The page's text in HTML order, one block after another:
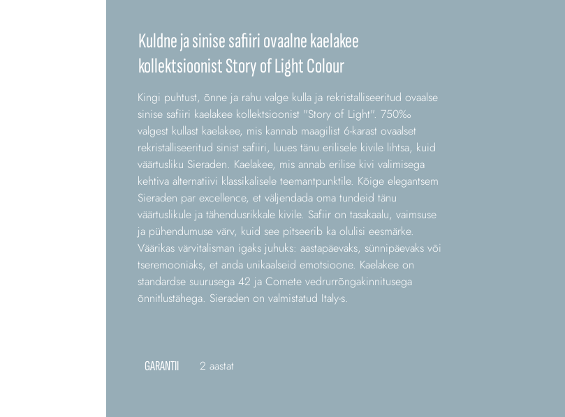
Kuldne ja sinise safiiri ovaalne kaelakee
kollektsioonist Story of Light Colour
Kingi puhtust, õnne ja rahu valge kulla ja rekristalliseeritud ovaalse
sinise safiiri kaelakee kollektsioonist "Story of Light". 750‰
valgest kullast kaelakee, mis kannab maagilist 6-karast ovaalset
rekristalliseeritud sinist safiiri, luues tänu erilisele kivile lihtsa, kuid
väärtusliku Sieraden. Kaelakee, mis annab erilise kivi valimisega
kehtiva alternatiivi klassikalisele teemantpunktile. Kõige elegantsem
Sieraden par excellence, et väljendada oma tundeid tänu
väärtuslikule ja tähendusrikkale kivile. Safiir on tasakaalu, vaimsuse
ja pühendumuse värv, kuid see pitseerib ka olulisi eesmärke.
Väärikas värvitalisman igaks juhuks: aastapäevaks, sünnipäevaks või
tseremooniaks, et anda unikaalseid emotsioone. Kaelakee on
standardse suurusega 42 ja Comete vedrurrõngakinnitusega
õnnitlustähega. Sieraden on valmistatud Italy-s.
GARANTII 2 aastat